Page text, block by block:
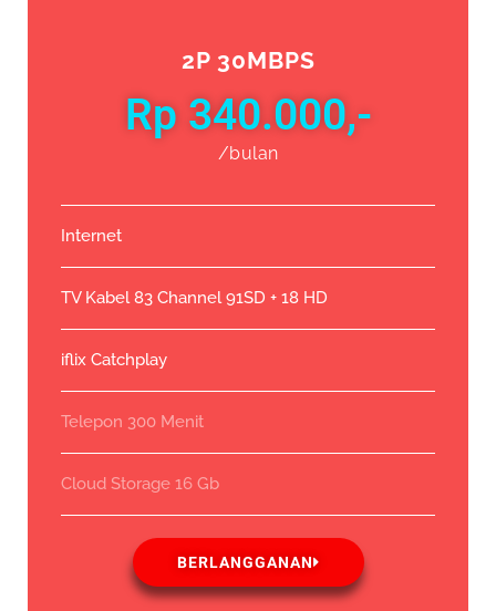
2P 30MBPS
Rp 340.000,-
/bulan
Internet
TV Kabel 83 Channel 91SD + 18 HD
iflix Catchplay
Telepon 300 Menit
Cloud Storage 16 Gb
BERLANGGANAN